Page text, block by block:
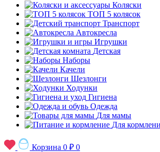
Коляски
ТОП 5 колясок
Транспорт
Автокресла
Игрушки
Детская
Наборы
Качели
Шезлонги
Ходунки
Гигиена
Одежда
Для мамы
Для
Корзина 0 ₽ 0